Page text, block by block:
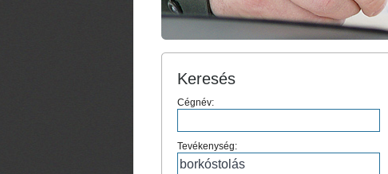
Keresés
Cégnév:
Tevékenység: